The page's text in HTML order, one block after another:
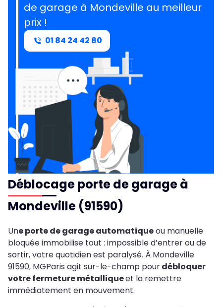
de garage à Mondeville au meilleur
prix !
01 84 24 42 80
Déblocage porte de garage à
Mondeville (91590)
Une porte de garage automatiqueou manuelle
bloquée immobilise tout : impossible d’entrer ou de
sortir, votre quotidien est paralysé. À Mondeville
91590, MGParis agit sur-le-champ pourdébloquer
votre fermeture métalliqueet la remettre
immédiatement en mouvement.